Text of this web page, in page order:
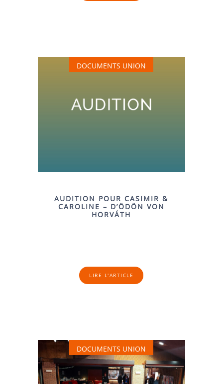
DOCUMENTS UNION
AUDITION POUR CASIMIR &
CAROLINE – D’ÖDÖN VON
HORVÁTH
LIRE L'ARTICLE
DOCUMENTS UNION